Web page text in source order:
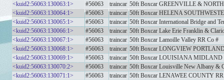
<kuid2:56063:130063:1>
#56063 traincar 50ft Boxcar GREENVILLE &
<kuid2:56063:130064:1>
#56063 traincar 50ft Boxcar HELENA
<kuid2:56063:130065:1>
#56063 traincar 50ft Boxcar International Bridge and
<kuid2:56063:130066:1>
#56063 traincar 50ft Boxcar Lake Erie Franklin &
<kuid2:56063:130067:1>
#56063 traincar 50ft Boxcar Lamoille Valley RR Co #
<kuid2:56063:130068:1>
#56063 traincar 50ft Boxcar LONGVIEW
<kuid2:56063:130069:1>
#56063 traincar 50ft Boxcar LOUISIANA MIDLAND
<kuid2:56063:130070:2>
#56063 traincar 50ft Boxcar Louisville New Albany &
<kuid2:56063:130071:1>
#56063 traincar 50ft Boxcar LENAWEE COUNTY